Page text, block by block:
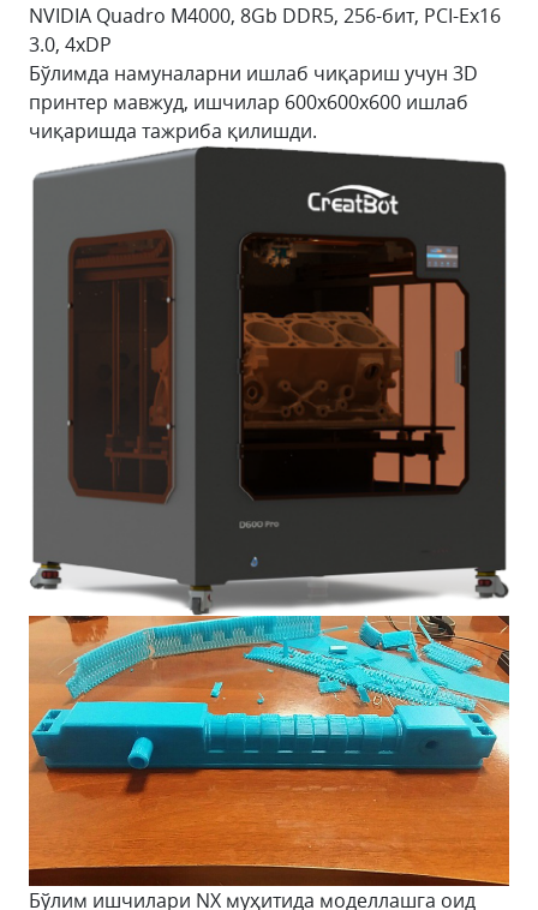
NVIDIA Quadro M4000, 8Gb DDR5, 256-бит, PCI-Ex16
3.0, 4xDP
Бўлимда намуналарни ишлаб чиқариш учун 3D
принтер мавжуд, ишчилар 600х600х600 ишлаб
чиқаришда тажриба қилишди.
Бўлим ишчилари NX муҳитида моделлашга оид